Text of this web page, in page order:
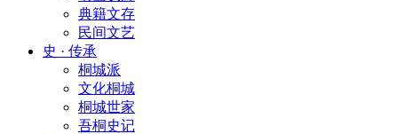
典籍文存
民间文艺
史 · 传承
桐城派
文化桐城
桐城世家
吾桐史记